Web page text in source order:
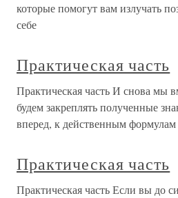
которые помогут вам излучать
себе
Практическая часть
Практическая часть И снова мы
будем закреплять полученные
вперед, к действенным формулам
Практическая часть
Практическая часть Если вы до